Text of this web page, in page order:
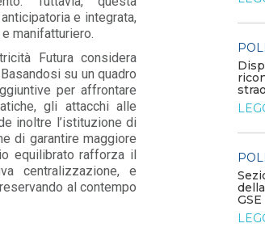
e integrata,
manifatturiero.
Futura considera
su un quadro
per affrontare
gli attacchi alle
inoltre l’istituzione di
di garantire maggiore
equilibrato rafforza il
centralizzazione, e
al contempo
di Elettricità Futura alla
sul Quadro Europeo per le FE...
PIÙ
osservazioni EF
semestrali per
elettrica
PIÙ